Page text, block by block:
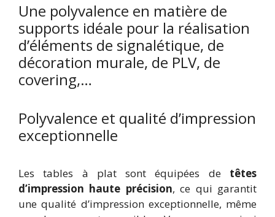
Une polyvalence en matière de
supports idéale pour la réalisation
d’éléments de signalétique, de
décoration murale, de PLV, de
covering,…
Polyvalence et qualité d’impression
exceptionnelle
Les tables à plat sont équipées de têtes
d’impression haute précision, ce qui garantit
une qualité d’impression exceptionnelle, même